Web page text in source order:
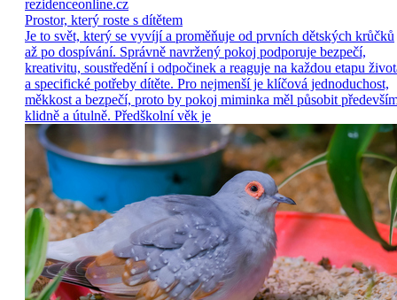
rezidenceonline.cz
Prostor, který roste s dítětem
Je to svět, který se vyvíjí a proměňuje od prvních dětských krůčků
až po dospívání. Správně navržený pokoj podporuje bezpečí,
kreativitu, soustředění i odpočinek a reaguje na každou etapu
a specifické potřeby dítěte. Pro nejmenší je klíčová jednoduchost,
měkkost a bezpečí, proto by pokoj miminka měl působit
klidně a útulně. Předškolní věk je